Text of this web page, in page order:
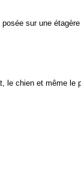
sur une
le chien et même le